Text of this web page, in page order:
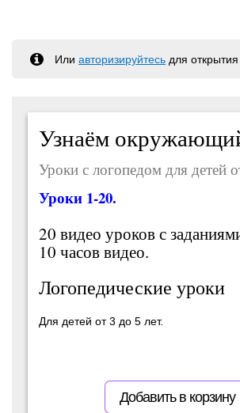
Илиавторизируйтесь для
Узнаём
Уроки с логопедом для детей
Уроки 1-20.
20 видео уроков с
10 часов видео.
Логопедические уроки
Для детей от 3 до 5 лет.
Добавить в корзину